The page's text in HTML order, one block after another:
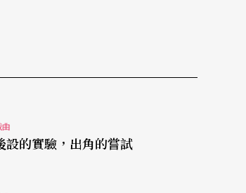
法饜足的慾望而咎深難寢，最終
能夠化約為編導所謂：「有能力
乎還有距離。
個製作水準整齊的小品之作，劉
各自的內在衝突與矛盾，郭珍妤
設的實驗，出角的嘗試